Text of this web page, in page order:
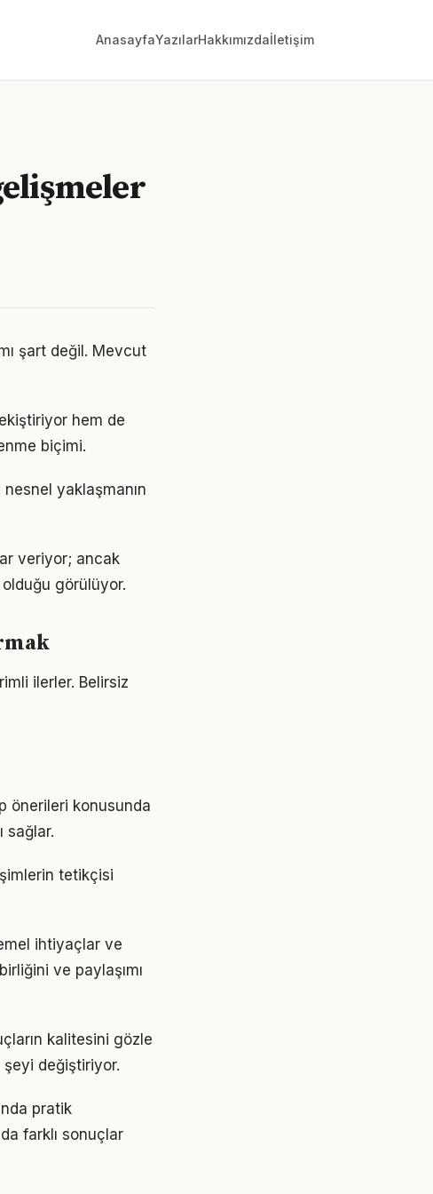
AnasayfaYazılarHakkımızdaİletişim
şart değil. Mevcut
hem de
biçimi.
nesnel yaklaşmanın
veriyor; ancak
görülüyor.
ilerler. Belirsiz
önerileri konusunda
sağlar.
tetikçisi
ihtiyaçlar ve
ve paylaşımı
kalitesini gözle
değiştiriyor.
pratik
farklı sonuçlar